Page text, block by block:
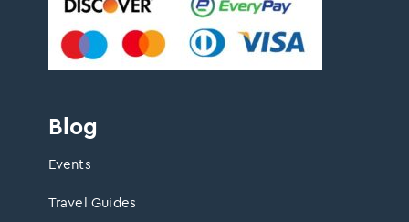
Blog
Events
Travel Guides